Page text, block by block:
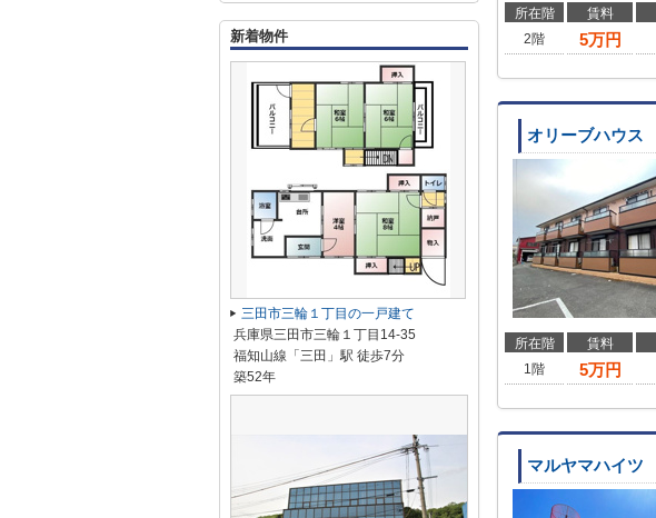
所在階 賃料
2階
5万円
オリーブハウス
所在階 賃料
1階
5万円
マルヤマハイツ
新着物件
三田市三輪１丁目の一戸建て
兵庫県三田市三輪１丁目14-35
福知山線「三田」駅 徒歩7分
築52年